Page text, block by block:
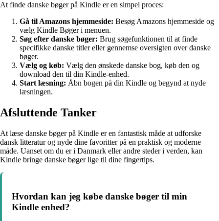
At finde danske bøger på Kindle er en simpel proces:
Gå til Amazons hjemmeside: Besøg Amazons hjemmeside og
vælg Kindle Bøger i menuen.
Søg efter danske bøger: Brug søgefunktionen til at finde
specifikke danske titler eller gennemse oversigten over danske
bøger.
Vælg og køb: Vælg den ønskede danske bog, køb den og
download den til din Kindle-enhed.
Start læsning: Åbn bogen på din Kindle og begynd at nyde
læsningen.
Afsluttende Tanker
At læse danske bøger på Kindle er en fantastisk måde at udforske
dansk litteratur og nyde dine favoritter på en praktisk og moderne
måde. Uanset om du er i Danmark eller andre steder i verden, kan
Kindle bringe danske bøger lige til dine fingertips.
Hvordan kan jeg købe danske bøger til min
Kindle enhed?